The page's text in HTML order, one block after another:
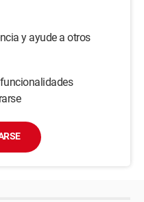
y ayude a otros